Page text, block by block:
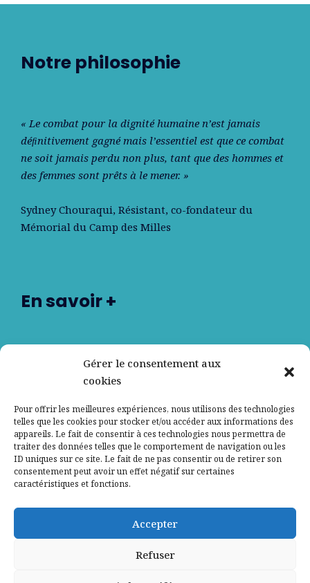
Gérer le consentement aux
cookies
Pour offrir les meilleures expériences, nous utilisons des technologies
telles que les cookies pour stocker et/ou accéder aux informations des
appareils. Le fait de consentir à ces technologies nous permettra de
traiter des données telles que le comportement de navigation ou les
ID uniques sur ce site. Le fait de ne pas consentir ou de retirer son
consentement peut avoir un effet négatif sur certaines
caractéristiques et fonctions.
Accepter
Refuser
Notre philosophie
« Le combat pour la dignité humaine n’est jamais
déﬁnitivement gagné mais l’essentiel est que ce combat
ne soit jamais perdu non plus, tant que des hommes et
des femmes sont prêts à le mener. »
Sydney Chouraqui, Résistant, co-fondateur du
Mémorial du Camp des Milles
En savoir +
Nos partenaires
Contactez-nous
Mentions légales